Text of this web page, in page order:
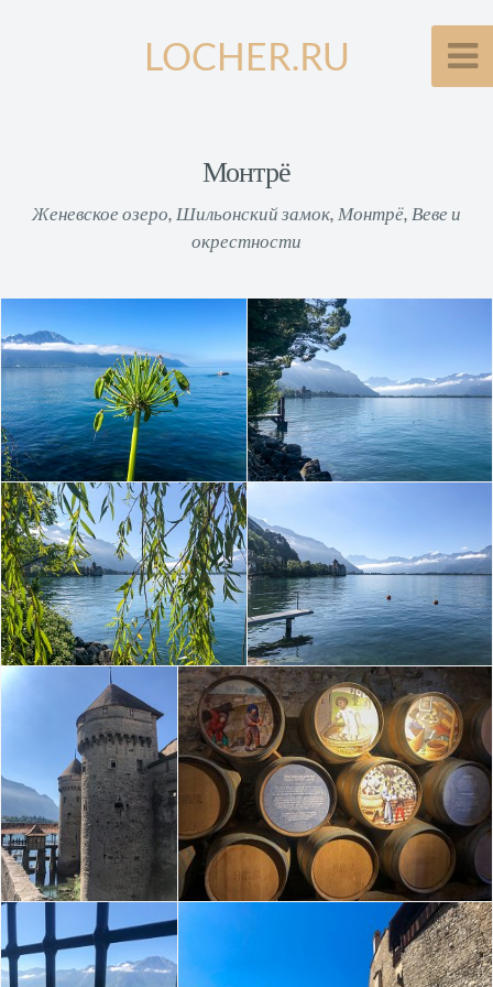
LOCHER.RU
Монтрё
Женевское озеро, Шильонский замок, Монтрё, Веве и
окрестности